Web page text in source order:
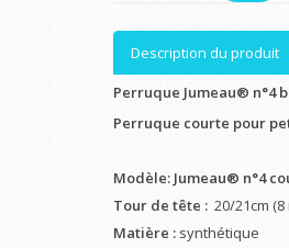
Description du produit
Perruque Jumeau® n°4
Perruque courte pour
Modèle: Jumeau® n°4
Tour de tête :20/21cm (8
Matière :synthétique